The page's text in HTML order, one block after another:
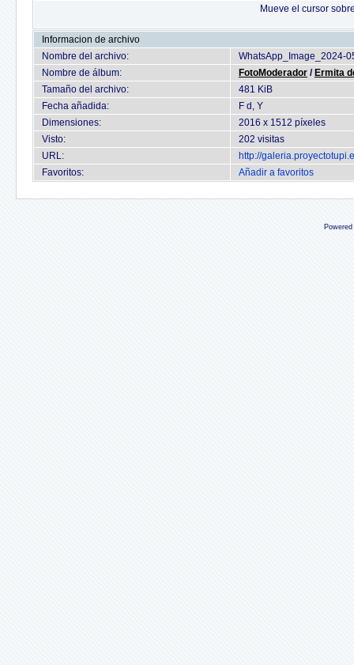
Mueve el cursor
Informacion de archivo
Nombre del archivo:
WhatsApp_Image_2024-
Nombre de álbum:
FotoModerador / Ermita
Tamaño del archivo:
481 KiB
Fecha añadida:
F d, Y
Dimensiones:
2016 x 1512 píxeles
Visto:
202 visitas
URL:
http://
Favoritos:
Añadir a favoritos